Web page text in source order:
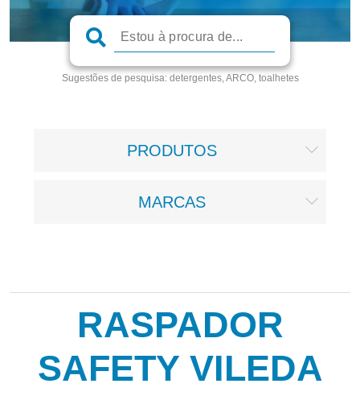
Sugestões de pesquisa:detergentes, ARCO, toalhetes
PRODUTOS
MARCAS
RASPADOR
SAFETY VILEDA